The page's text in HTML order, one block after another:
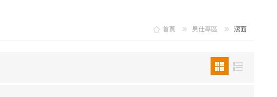
首頁 男仕專區 潔面